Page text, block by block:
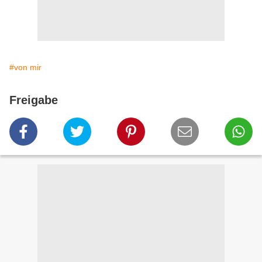
#von mir
Freigabe